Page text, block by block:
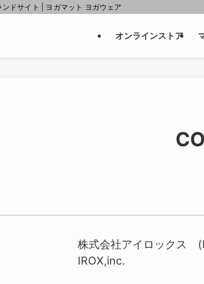
ドサイト | ヨガマット ヨガウェア
オンラインストア
株式会社アイロックス
IROX,inc.